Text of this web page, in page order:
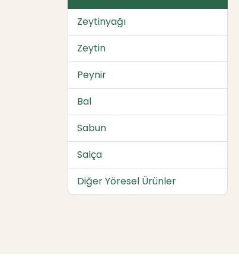
Zeytinyağı
Zeytin
Peynir
Bal
Sabun
Salça
Diğer Yöresel Ürünler